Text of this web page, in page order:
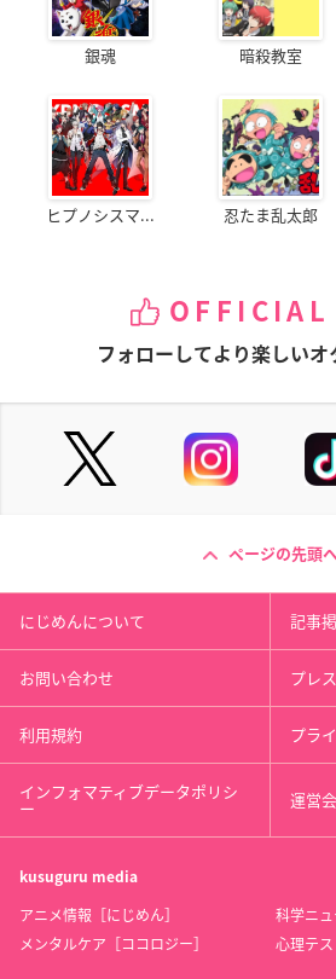
銀魂 暗殺教室
ヒプノシスマ... 忍たま乱太郎
OFFICIAL
フォローしてより楽しいオ
ページの先頭
にじめんについて 記事
お問い合わせ プレ
利用規約 プラ
インフォマティブデータポリシ
ー 運営
kusuguru media
アニメ情報［にじめん］
科学ニュ
メンタルケア［ココロジー］
心理テス